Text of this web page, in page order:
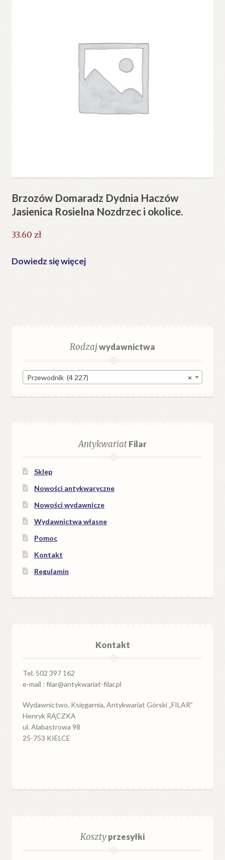
Brzozów Domaradz Dydnia Haczów
Jasienica Rosielna Nozdrzec i okolice.
33.60 zł
Dowiedz się więcej
Rodzajwydawnictwa
×
Przewodnik (4 227)
AntykwariatFilar
Sklep
Nowości antykwaryczne
Nowości wydawnicze
Wydawnictwa własne
Pomoc
Kontakt
Regulamin
Kontakt
Tel. 502 397 162
e-mail : filar@antykwariat-filar.pl
Wydawnictwo, Księgarnia, Antykwariat Górski „FILAR”
Henryk RĄCZKA
ul. Alabastrowa 98
25-753 KIELCE
Kosztyprzesyłki